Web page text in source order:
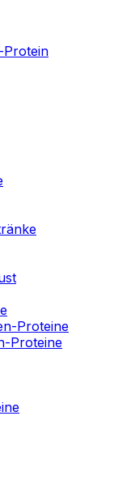
Protein
Proteine
Proteine